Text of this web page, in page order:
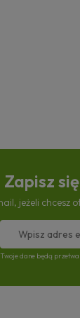
Zapisz
jeżeli
Twoje dane będą